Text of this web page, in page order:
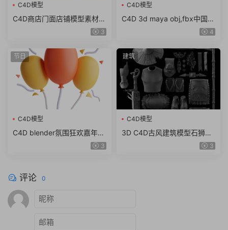
C4D模型
C4D商店门面店铺模型素材
max obj fbx ma KitBash3D3
C4D模型
C4D 3d maya obj,fbx中国风
东方古建筑临安长安城古城街
4
节日
C4D模型
C4D blender氛围狂欢嘉年华
锣鼓棉花糖图标fbx obj模型3
建筑
C4D模型
3D C4D古风建筑模型石狮龙
斗篷石头酒壶木屐蟾蜍 obj z3
评论 0